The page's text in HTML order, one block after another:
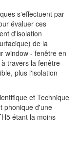
s'effectuent par
évaluer ces
d'isolation
de la
window - fenêtre en
travers la fenêtre
plus l'isolation
et Technique
phonique d'une
étant la moins